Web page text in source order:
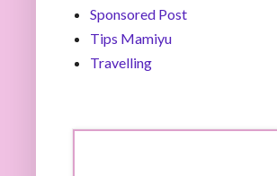
Sponsored Post
Tips Mamiyu
Travelling